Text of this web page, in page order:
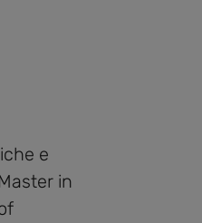
e
in